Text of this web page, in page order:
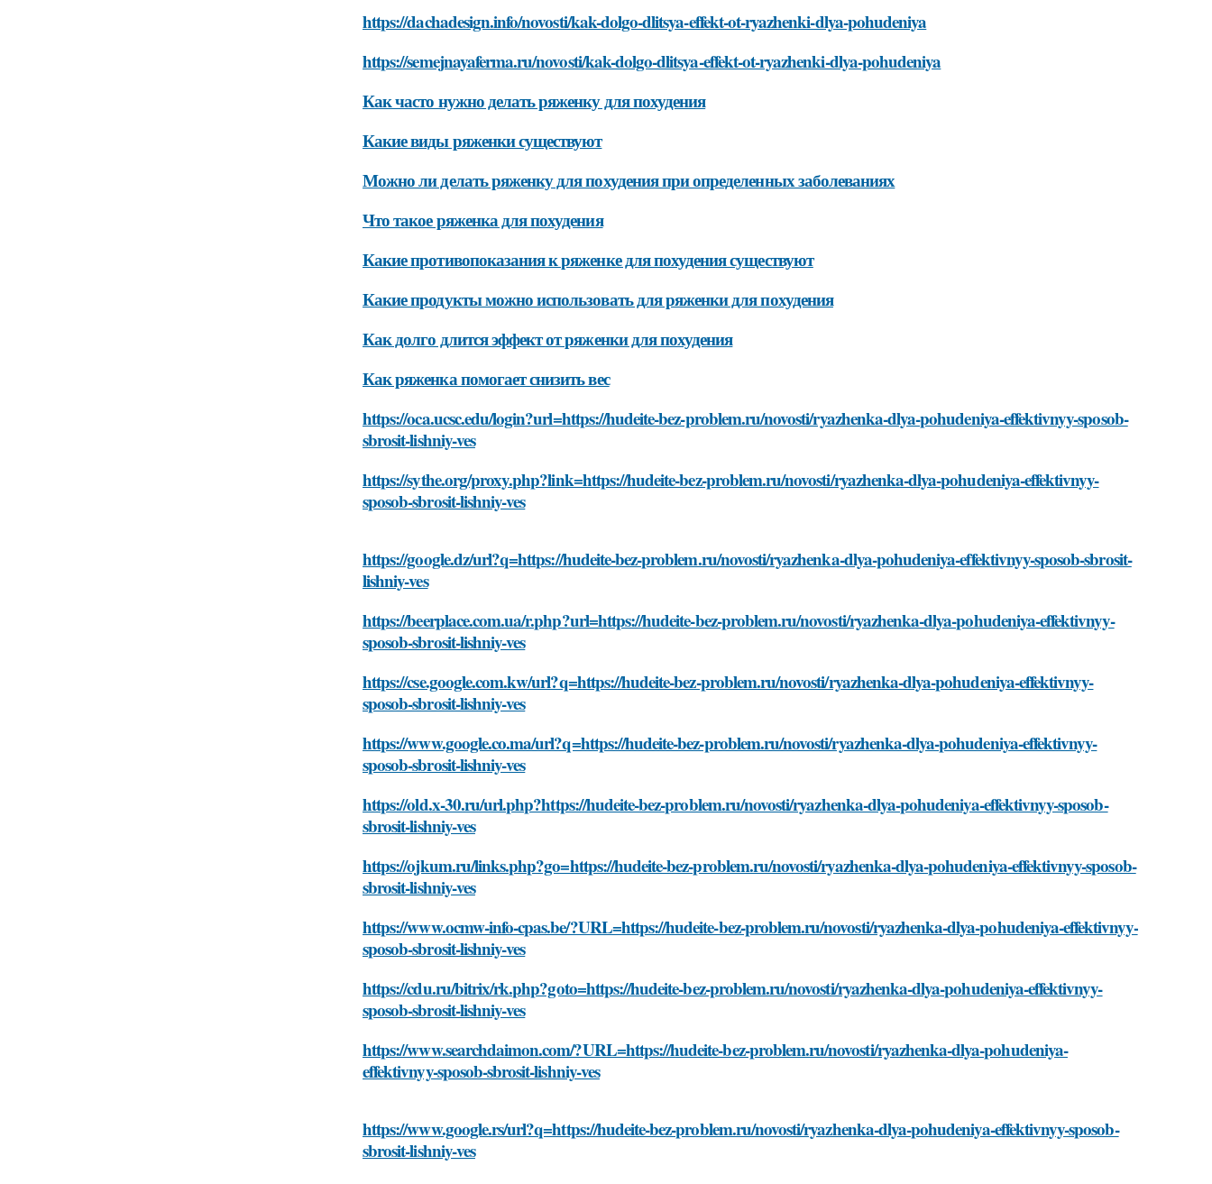
https://dachadesign.info/novosti/kak-dolgo-dlitsya-effekt-ot-ryazhenki-dlya-pohudeniya
https://semejnayaferma.ru/novosti/kak-dolgo-dlitsya-effekt-ot-ryazhenki-dlya-pohudeniya
Как часто нужно делать ряженку для похудения
Какие виды ряженки существуют
Можно ли делать ряженку для похудения при определенных заболеваниях
Что такое ряженка для похудения
Какие противопоказания к ряженке для похудения существуют
Какие продукты можно использовать для ряженки для похудения
Как долго длится эффект от ряженки для похудения
Как ряженка помогает снизить вес
https://oca.ucsc.edu/login?url=https://hudeite-bez-problem.ru/novosti/ryazhenka-dlya-pohudeniya-effektivnyy-sposob-
sbrosit-lishniy-ves
https://sythe.org/proxy.php?link=https://hudeite-bez-problem.ru/novosti/ryazhenka-dlya-pohudeniya-effektivnyy-
sposob-sbrosit-lishniy-ves
https://google.dz/url?q=https://hudeite-bez-problem.ru/novosti/ryazhenka-dlya-pohudeniya-effektivnyy-sposob-sbrosit-
lishniy-ves
https://beerplace.com.ua/r.php?url=https://hudeite-bez-problem.ru/novosti/ryazhenka-dlya-pohudeniya-effektivnyy-
sposob-sbrosit-lishniy-ves
https://cse.google.com.kw/url?q=https://hudeite-bez-problem.ru/novosti/ryazhenka-dlya-pohudeniya-effektivnyy-
sposob-sbrosit-lishniy-ves
https://www.google.co.ma/url?q=https://hudeite-bez-problem.ru/novosti/ryazhenka-dlya-pohudeniya-effektivnyy-
sposob-sbrosit-lishniy-ves
https://old.x-30.ru/url.php?https://hudeite-bez-problem.ru/novosti/ryazhenka-dlya-pohudeniya-effektivnyy-sposob-
sbrosit-lishniy-ves
https://ojkum.ru/links.php?go=https://hudeite-bez-problem.ru/novosti/ryazhenka-dlya-pohudeniya-effektivnyy-sposob-
sbrosit-lishniy-ves
https://www.ocmw-info-cpas.be/?URL=https://hudeite-bez-problem.ru/novosti/ryazhenka-dlya-pohudeniya-effektivnyy-
sposob-sbrosit-lishniy-ves
https://cdu.ru/bitrix/rk.php?goto=https://hudeite-bez-problem.ru/novosti/ryazhenka-dlya-pohudeniya-effektivnyy-
sposob-sbrosit-lishniy-ves
https://www.searchdaimon.com/?URL=https://hudeite-bez-problem.ru/novosti/ryazhenka-dlya-pohudeniya-
effektivnyy-sposob-sbrosit-lishniy-ves
https://www.google.rs/url?q=https://hudeite-bez-problem.ru/novosti/ryazhenka-dlya-pohudeniya-effektivnyy-sposob-
sbrosit-lishniy-ves